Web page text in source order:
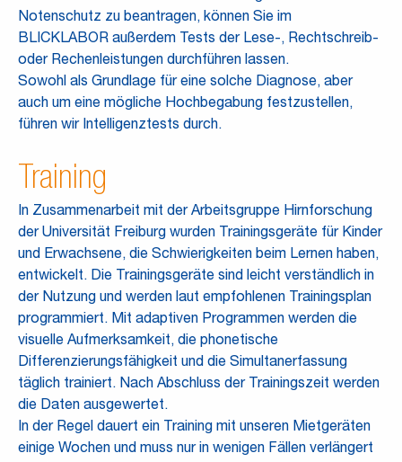
Notenschutz zu beantragen, können Sie im
BLICKLABOR außerdem Tests der Lese-, Rechtschreib-
oder Rechenleistungen durchführen lassen.
Sowohl als Grundlage für eine solche Diagnose, aber
auch um eine mögliche Hochbegabung festzustellen,
führen wir Intelligenztests durch.
Training
In Zusammenarbeit mit der Arbeitsgruppe Hirnforschung
der Universität Freiburg wurden Trainingsgeräte für Kinder
und Erwachsene, die Schwierigkeiten beim Lernen haben,
entwickelt. Die Trainingsgeräte sind leicht verständlich in
der Nutzung und werden laut empfohlenen Trainingsplan
programmiert. Mit adaptiven Programmen werden die
visuelle Aufmerksamkeit, die phonetische
Differenzierungsfähigkeit und die Simultanerfassung
täglich trainiert. Nach Abschluss der Trainingszeit werden
die Daten ausgewertet.
In der Regel dauert ein Training mit unseren Mietgeräten
einige Wochen und muss nur in wenigen Fällen verlängert